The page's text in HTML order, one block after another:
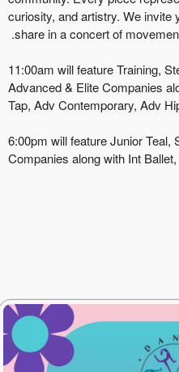
curiosity, and artistry. We invite
share in a concert of
11:00am will feature Training,
Advanced & Elite Companies
Tap, Adv Contemporary, Adv
6:00pm will feature Junior Teal,
Companies along with Int